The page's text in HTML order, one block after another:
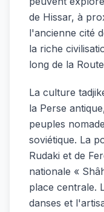
de Hissar, à
l'ancienne cité
la riche
long de la
La culture
la Perse
peuples
soviétique. La
Rudaki et de
nationale «
place centrale.
danses et